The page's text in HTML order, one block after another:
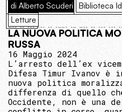
di Alberto Scuderi Biblioteca
Letture
LA NUOVA POLITICA
RUSSA
16 Maggio 2024
L’arresto dell’ex
Difesa Timur Ivanov è
nuova politica
differenza di quello
Occidente, non è una